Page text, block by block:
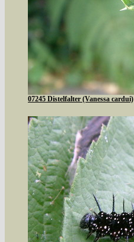
07245 Distelfalter (Vanessa cardui)